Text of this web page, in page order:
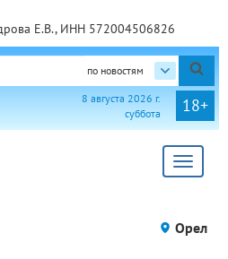
Е.В., ИНН 572004506826
по новостям
18+
8 августа 2026 г.
суббота
Toggle
Орел